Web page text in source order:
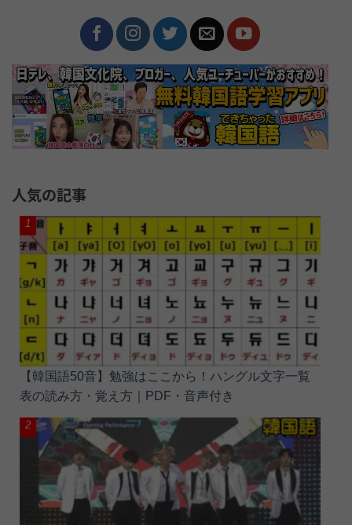
人気の記事
【韓国語50音】勉強はここから！ハングル文字一覧
表の読み方・覚え方｜PDF・音声付き